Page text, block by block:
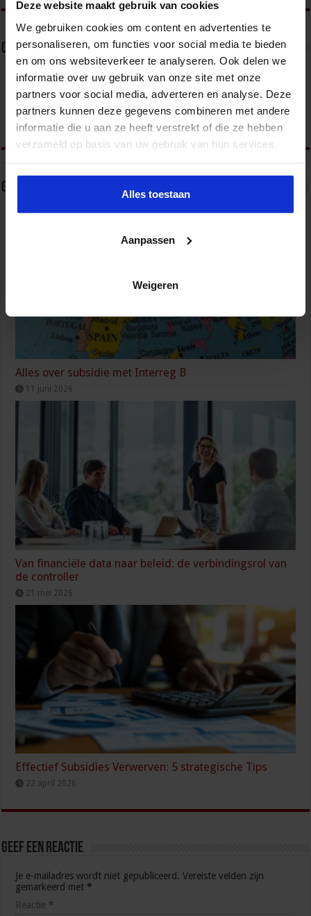
Deze website maakt gebruik van cookies
We gebruiken cookies om content en advertenties te
personaliseren, om functies voor social media te bieden
en om ons websiteverkeer te analyseren. Ook delen we
informatie over uw gebruik van onze site met onze
partners voor social media, adverteren en analyse. Deze
partners kunnen deze gegevens combineren met andere
informatie die u aan ze heeft verstrekt of die ze hebben
verzameld op basis van uw gebruik van hun services.
Alles toestaan
Aanpassen
Weigeren
Over sbo
Het Studiecentrum voor Bedrijf en Overheid (SBO)
organiseert jaarlijks zo’n 200 opleidingen en
congressen over o.a. onderwijs, veiligheid, milieu
& RO, zorg, bouw & infra en overheid.
Gerelateerde Artikelen
Alles over subsidie met Interreg B
11 juni 2026
Van financiële data naar beleid: de verbindingsrol van
de controller
21 mei 2026
Effectief Subsidies Verwerven: 5 strategische Tips
22 april 2026
Geef een reactie
Je e-mailadres wordt niet gepubliceerd. Vereiste velden zijn
gemarkeerd met *
Reactie *